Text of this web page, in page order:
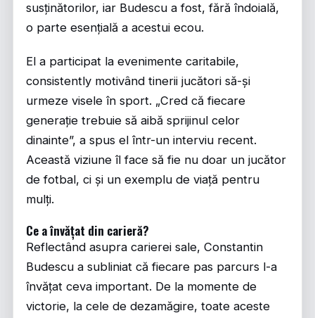
susținătorilor, iar Budescu a fost, fără îndoială,
o parte esențială a acestui ecou.
El a participat la evenimente caritabile,
consistently motivând tinerii jucători să-și
urmeze visele în sport. „Cred că fiecare
generație trebuie să aibă sprijinul celor
dinainte”, a spus el într-un interviu recent.
Această viziune îl face să fie nu doar un jucător
de fotbal, ci și un exemplu de viață pentru
mulți.
Ce a învățat din carieră?
Reflectând asupra carierei sale, Constantin
Budescu a subliniat că fiecare pas parcurs l-a
învățat ceva important. De la momente de
victorie, la cele de dezamăgire, toate aceste